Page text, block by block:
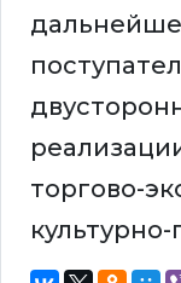
торгово-